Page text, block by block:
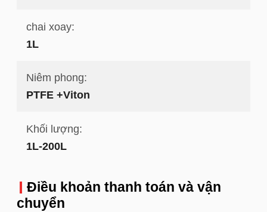
chai xoay:
1L
Niêm phong:
PTFE +Viton
Khối lượng:
1L-200L
Điều khoản thanh toán và vận
chuyển